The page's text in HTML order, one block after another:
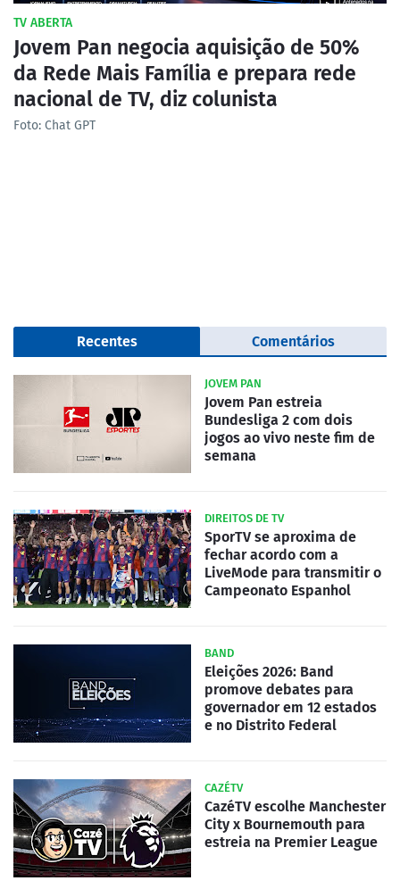
TV ABERTA
Jovem Pan negocia aquisição de 50%
da Rede Mais Família e prepara rede
nacional de TV, diz colunista
Foto: Chat GPT
Recentes Comentários
JOVEM PAN
Jovem Pan estreia
Bundesliga 2 com dois
jogos ao vivo neste fim de
semana
DIREITOS DE TV
SporTV se aproxima de
fechar acordo com a
LiveMode para transmitir o
Campeonato Espanhol
BAND
Eleições 2026: Band
promove debates para
governador em 12 estados
e no Distrito Federal
CAZÉTV
CazéTV escolhe Manchester
City x Bournemouth para
estreia na Premier League